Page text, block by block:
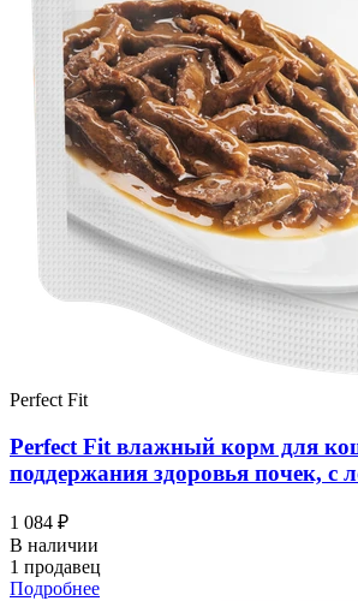
Perfect Fit
Perfect Fit влажный корм для
поддержания здоровья почек, с
1 084 ₽
В наличии
1 продавец
Подробнее